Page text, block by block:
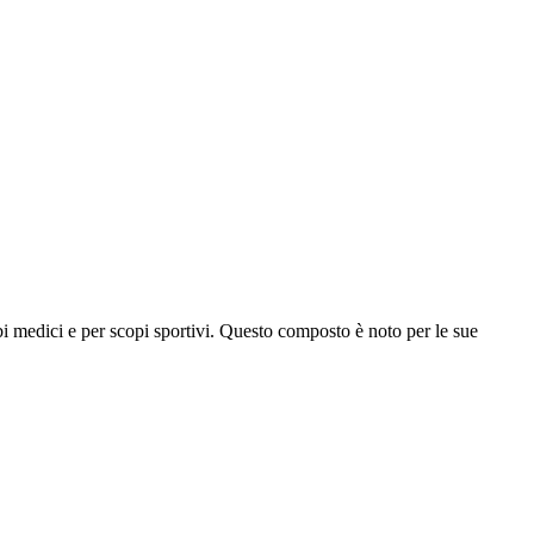
e per scopi sportivi. Questo composto è noto per le sue